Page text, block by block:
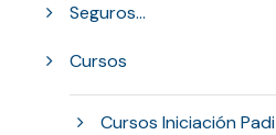
Seguros...
Cursos
Cursos Iniciación Padi